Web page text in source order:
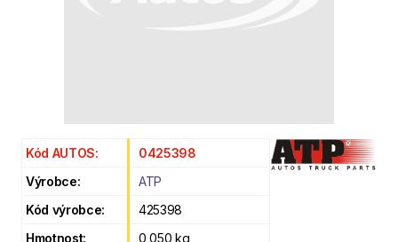
Kód AUTOS:
0425398
Výrobce:
ATP
Kód výrobce:
425398
Hmotnost:
0,050 kg